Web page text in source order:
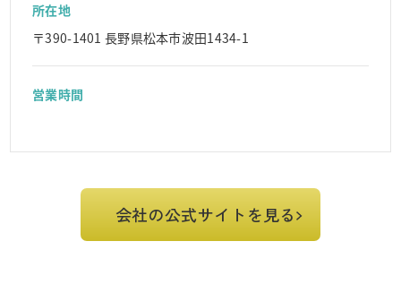
所在地
〒390-1401 長野県松本市波田1434-1
営業時間
会社の公式サイトを見る